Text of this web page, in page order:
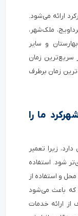
ارائه می‌شود.
ملک‌شهر،
و سایر
سریع‌ترین زمان
زمان برطرف
ما را
زیرا تعمیر
شود. استفاده
و استفاده از
که باعث می‌شود
از ارائه خدمات